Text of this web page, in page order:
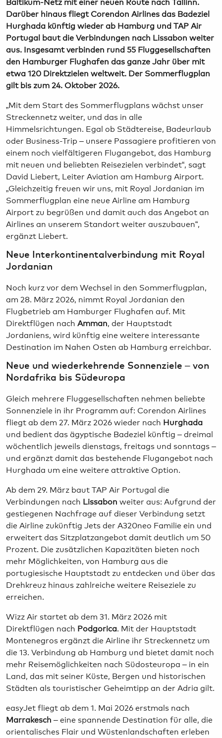
Darüber hinaus fliegt Corendon Airlines das Badeziel
Hurghada künftig wieder ab Hamburg und TAP Air
Portugal baut die Verbindungen nach Lissabon weiter
aus. Insgesamt verbinden rund 55 Fluggesellschaften
den Hamburger Flughafen das ganze Jahr über mit
etwa 120 Direktzielen weltweit. Der Sommerflugplan
gilt bis zum 24. Oktober 2026.
„Mit dem Start des Sommerflugplans wächst unser
Streckennetz weiter, und das in alle
Himmelsrichtungen. Egal ob Städtereise, Badeurlaub
oder Business-Trip – unsere Passagiere profitieren von
einem noch vielfältigeren Flugangebot, das Hamburg
mit neuen und beliebten Reisezielen verbindet“, sagt
David Liebert, Leiter Aviation am Hamburg Airport.
„Gleichzeitig freuen wir uns, mit Royal Jordanian im
Sommerflugplan eine neue Airline am Hamburg
Airport zu begrüßen und damit auch das Angebot an
Airlines an unserem Standort weiter auszubauen“,
ergänzt Liebert.
Neue Interkontinentalverbindung mit Royal
Jordanian
Noch kurz vor dem Wechsel in den Sommerflugplan,
am 28. März 2026, nimmt Royal Jordanian den
Flugbetrieb am Hamburger Flughafen auf. Mit
Direktflügen nach Amman, der Hauptstadt
Jordaniens, wird künftig eine weitere interessante
Destination im Nahen Osten ab Hamburg erreichbar.
Neue und wiederkehrende Sonnenziele – von
Nordafrika bis Südeuropa
Gleich mehrere Fluggesellschaften nehmen beliebte
Sonnenziele in ihr Programm auf: Corendon Airlines
fliegt ab dem 27. März 2026 wieder nach Hurghada
und bedient das ägyptische Badeziel künftig – dreimal
wöchentlich jeweils dienstags, freitags und sonntags –
und ergänzt damit das bestehende Flugangebot nach
Hurghada um eine weitere attraktive Option.
Ab dem 29. März baut TAP Air Portugal die
Verbindungen nach Lissabon weiter aus: Aufgrund der
gestiegenen Nachfrage auf dieser Verbindung setzt
die Airline zukünftig Jets der A320neo Familie ein und
erweitert das Sitzplatzangebot damit deutlich um 50
Prozent. Die zusätzlichen Kapazitäten bieten noch
mehr Möglichkeiten, von Hamburg aus die
portugiesische Hauptstadt zu entdecken und über das
Drehkreuz hinaus zahlreiche weitere Reiseziele zu
erreichen.
Wizz Air startet ab dem 31. März 2026 mit
Direktflügen nach Podgorica. Mit der Hauptstadt
Montenegros ergänzt die Airline ihr Streckennetz um
die 13. Verbindung ab Hamburg und bietet damit noch
mehr Reisemöglichkeiten nach Südosteuropa – in ein
Land, das mit seiner Küste, Bergen und historischen
Städten als touristischer Geheimtipp an der Adria gilt.
easyJet fliegt ab dem 1. Mai 2026 erstmals nach
Marrakesch – eine spannende Destination für alle, die
orientalisches Flair und Wüstenlandschaften erleben